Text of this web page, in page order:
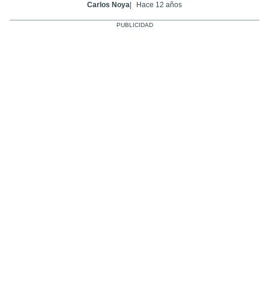
Carlos Noya Hace 12 años